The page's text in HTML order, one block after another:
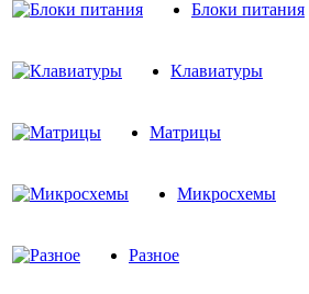
Блоки питания
Клавиатуры
Матрицы
Микросхемы
Разное